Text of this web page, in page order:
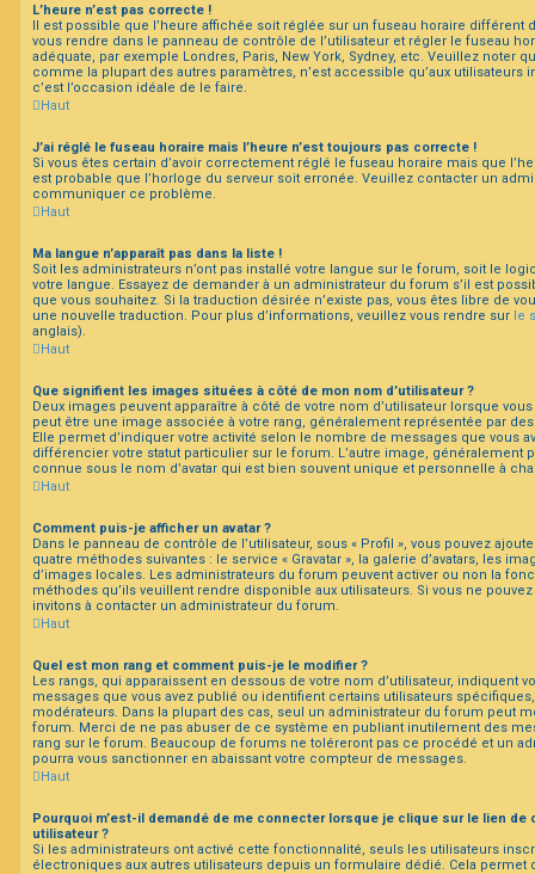
L’heure n’est pas correcte !
Il est possible que l’heure affichée soit réglée sur un fuseau horaire différent
vous rendre dans le panneau de contrôle de l’utilisateur et régler le fuseau
adéquate, par exemple Londres, Paris, New York, Sydney, etc. Veuillez noter
comme la plupart des autres paramètres, n’est accessible qu’aux utilisateurs
c’est l’occasion idéale de le faire.
Haut
J’ai réglé le fuseau horaire mais l’heure n’est toujours pas correcte !
Si vous êtes certain d’avoir correctement réglé le fuseau horaire mais que
est probable que l’horloge du serveur soit erronée. Veuillez contacter un
communiquer ce problème.
Haut
Ma langue n’apparaît pas dans la liste !
Soit les administrateurs n’ont pas installé votre langue sur le forum, soit le
votre langue. Essayez de demander à un administrateur du forum s’il est
que vous souhaitez. Si la traduction désirée n’existe pas, vous êtes libre de
une nouvelle traduction. Pour plus d’informations, veuillez vous rendre sur le
anglais).
Haut
Que signifient les images situées à côté de mon nom d’utilisateur ?
Deux images peuvent apparaître à côté de votre nom d’utilisateur lorsque
peut être une image associée à votre rang, généralement représentée par
Elle permet d’indiquer votre activité selon le nombre de messages que vous
différencier votre statut particulier sur le forum. L’autre image, généralement
connue sous le nom d’avatar qui est bien souvent unique et personnelle à
Haut
Comment puis-je afficher un avatar ?
Dans le panneau de contrôle de l’utilisateur, sous « Profil », vous pouvez
quatre méthodes suivantes : le service « Gravatar », la galerie d’avatars, les
d’images locales. Les administrateurs du forum peuvent activer ou non la
méthodes qu’ils veuillent rendre disponible aux utilisateurs. Si vous ne pouvez
invitons à contacter un administrateur du forum.
Haut
Quel est mon rang et comment puis-je le modifier ?
Les rangs, qui apparaissent en dessous de votre nom d’utilisateur, indiquent
messages que vous avez publié ou identifient certains utilisateurs
modérateurs. Dans la plupart des cas, seul un administrateur du forum peut
forum. Merci de ne pas abuser de ce système en publiant inutilement des
rang sur le forum. Beaucoup de forums ne toléreront pas ce procédé et un
pourra vous sanctionner en abaissant votre compteur de messages.
Haut
Pourquoi m’est-il demandé de me connecter lorsque je clique sur le lien de
utilisateur ?
Si les administrateurs ont activé cette fonctionnalité, seuls les utilisateurs
électroniques aux autres utilisateurs depuis un formulaire dédié. Cela permet